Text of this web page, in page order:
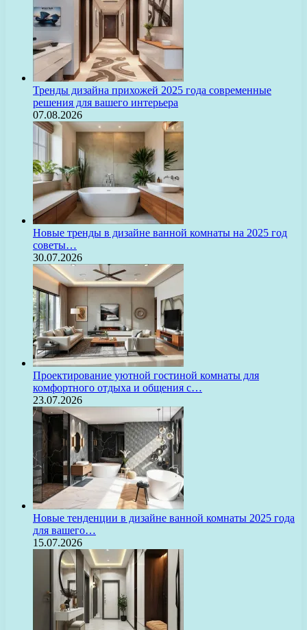
Тренды дизайна прихожей 2025 года современные
решения для вашего интерьера
07.08.2026
Новые тренды в дизайне ванной комнаты на 2025 год
советы…
30.07.2026
Проектирование уютной гостиной комнаты для
комфортного отдыха и общения с…
23.07.2026
Новые тенденции в дизайне ванной комнаты 2025 года
для вашего…
15.07.2026